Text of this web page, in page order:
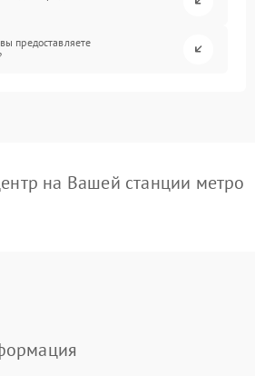
предоставляете
на Вашей станции метро